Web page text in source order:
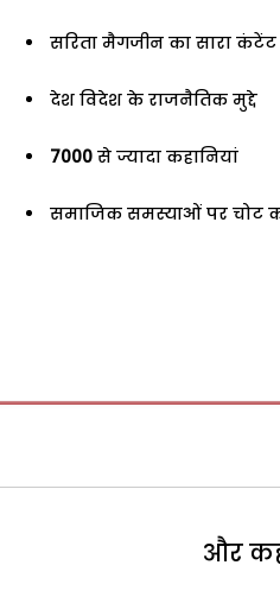
सरिता मैगजीन का सारा कंटेंट
देश विदेश के राजनैतिक मुद्दे
7000 से ज्यादा कहानियां
समाजिक समस्याओं पर चोट
और